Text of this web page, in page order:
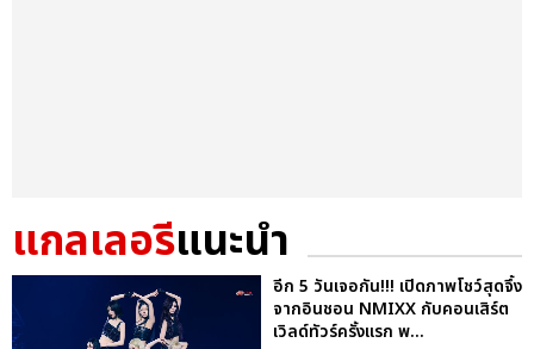
แกลเลอรีแนะนำ
อีก 5 วันเจอกัน!!! เปิดภาพโชว์สุดจึ้ง
จากอินชอน NMIXX กับคอนเสิร์ต
เวิลด์ทัวร์ครั้งแรก พ...